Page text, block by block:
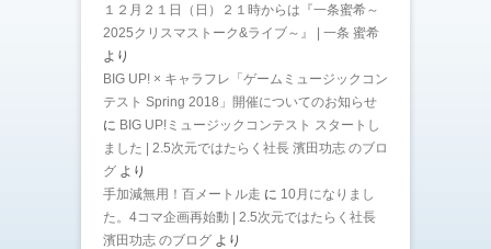
１２月２１日（日）２１時からは『一条蜜希～
2025クリスマストーク&ライブ～』 | 一条 蜜希
より
BIG UP! × キャラフレ「ゲームミュージックコン
テスト Spring 2018」開催についてのお知らせ
に BIG UP!ミュージックコンテスト スタートし
ました | 2.5次元ではたらく社長 濱田功志 のブロ
グ より
手加減無用！百メートル走 に 10月になりまし
た。4コマ企画再始動 | 2.5次元ではたらく社長
濱田功志 のブログ より